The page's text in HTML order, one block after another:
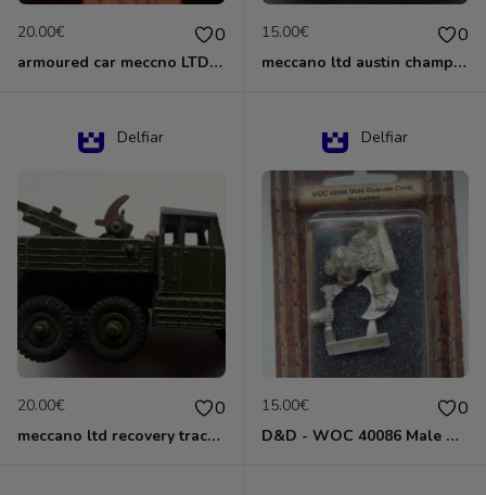
20.00€ 0
armoured car meccno LTD N°670
15.00€ 0
meccano ltd austin champ N°674
Delfiar
20.00€ 0
meccano ltd recovery tractor N°661
Delfiar
15.00€ 0
D&D - WOC 40086 Male Dwarven Cleric Miniature - Donjons Dragons